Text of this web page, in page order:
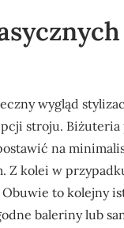
wygląd
stroju.
na
Z kolei w
to kolejny
baleriny lub